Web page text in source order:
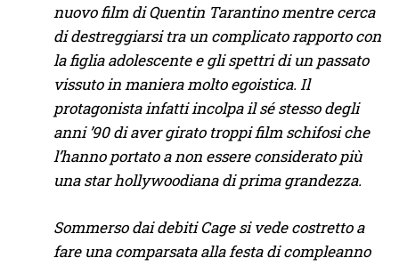
nuovo film di Quentin Tarantino mentre cerca
di destreggiarsi tra un complicato rapporto con
la figlia adolescente e gli spettri di un passato
vissuto in maniera molto egoistica. Il
protagonista infatti incolpa il sé stesso degli
anni ’90 di aver girato troppi film schifosi che
l’hanno portato a non essere considerato più
una star hollywoodiana di prima grandezza.
Sommerso dai debiti Cage si vede costretto a
fare una comparsata alla festa di compleanno